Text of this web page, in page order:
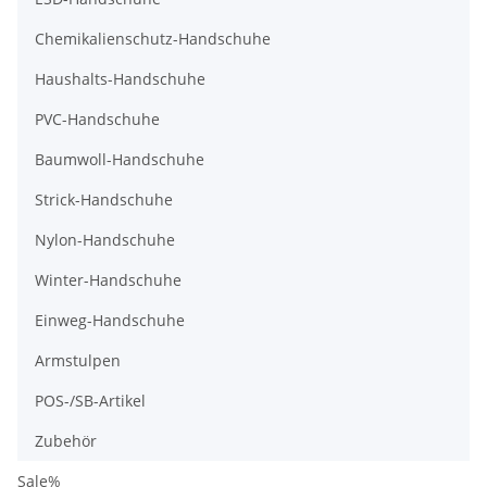
Chemikalienschutz-Handschuhe
Haushalts-Handschuhe
PVC-Handschuhe
Baumwoll-Handschuhe
Strick-Handschuhe
Nylon-Handschuhe
Winter-Handschuhe
Einweg-Handschuhe
Armstulpen
POS-/SB-Artikel
Zubehör
Sale%